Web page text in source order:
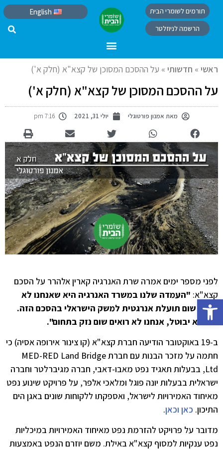
פתח סרגל נגישות
תורמים לשומרי הבית
הרשמה לניוזלטר
English
ראשי » חדשותי » על ההסכם המסוכן של קצא"א (חלק א')
על ההסכם המסוכן של קצא"א (חלק א')
מאת אמנון פורטוגלי יולי 31, 2021 7:16 pm
לפני מספר ימים אמרה שרת האנרגיה קארין אלהרר על הסכם
קצא"א: "העמדה שלנו במשרד האנרגיה היא שאנחנו לא
רואים שום תועלת אנרגטית למשק הישראלי בהסכם הזה.
אם הוא יבוטל, אנחנו לא רואים שום נזק בתחום".
ב-19 באוקטובר הודיעה חברת קצא"א (קו צינור אירופה אסיה) כי
חתמה על מזכר הבנות עם חברת MED-RED Land Bridge
Ltd, בבעלות תאגיד נפט מאבו-דאבי, חברה מגיברלטר וחברה
ישראלית בבעלות יונה פוגל ומלאכי אלפר, על פרויקט שינוע נפט
מאיחוד האמירויות לישראל, ואספקתו ללקוחות שונים באגן הים
התיכון. כאן וכאן.
מדובר על פרויקט להזרמת נפט מאיחוד האמירויות במיכליות
נפט ענקיות למסוף קצא"א באילת. משם יוזרם הנפט באמצעות